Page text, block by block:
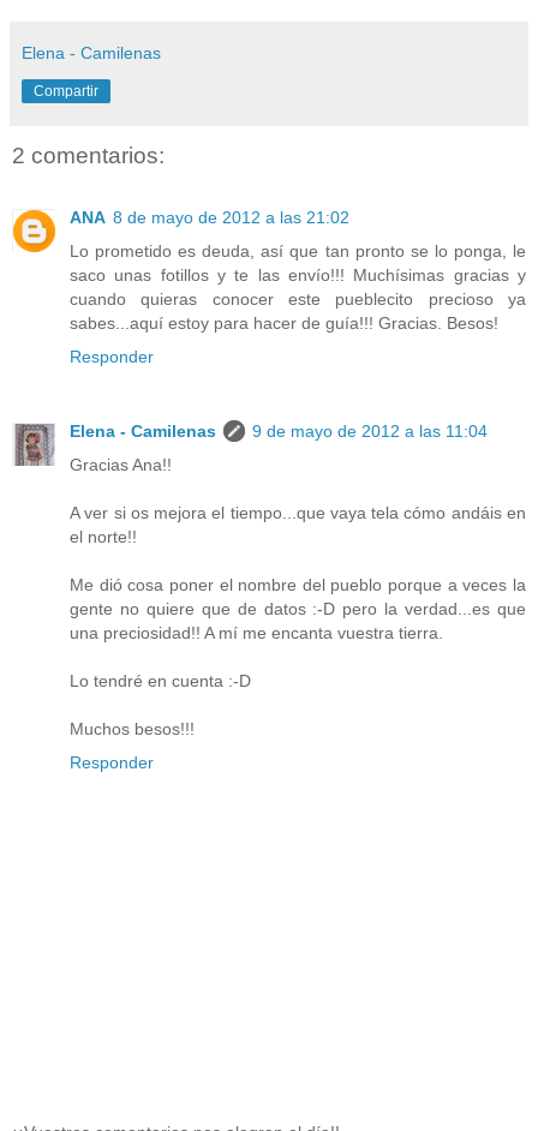
Elena - Camilenas
Compartir
2 comentarios:
ANA 8 de mayo de 2012 a las 21:02
Lo prometido es deuda, así que tan pronto se lo ponga, le
saco unas fotillos y te las envío!!! Muchísimas gracias y
cuando quieras conocer este pueblecito precioso ya
sabes...aquí estoy para hacer de guía!!! Gracias. Besos!
Responder
Elena - Camilenas
9 de mayo de 2012 a las 11:04
Gracias Ana!!
A ver si os mejora el tiempo...que vaya tela cómo andáis en
el norte!!
Me dió cosa poner el nombre del pueblo porque a veces la
gente no quiere que de datos :-D pero la verdad...es que
una preciosidad!! A mí me encanta vuestra tierra.
Lo tendré en cuenta :-D
Muchos besos!!!
Responder